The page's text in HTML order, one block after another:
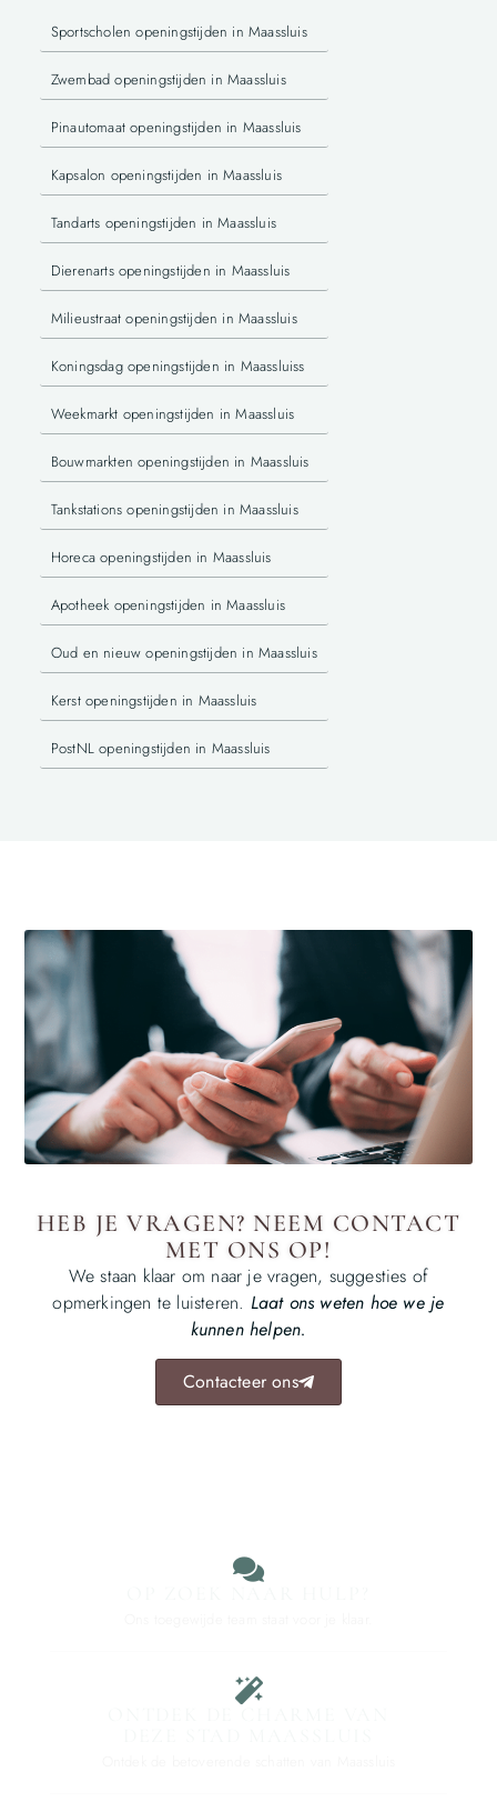
Sportscholen openingstijden in Maassluis
Zwembad openingstijden in Maassluis
Pinautomaat openingstijden in Maassluis
Kapsalon openingstijden in Maassluis
Tandarts openingstijden in Maassluis
Dierenarts openingstijden in Maassluis
Milieustraat openingstijden in Maassluis
Koningsdag openingstijden in Maassluiss
Weekmarkt openingstijden in Maassluis
Bouwmarkten openingstijden in Maassluis
Tankstations openingstijden in Maassluis
Horeca openingstijden in Maassluis
Apotheek openingstijden in Maassluis
Oud en nieuw openingstijden in Maassluis
Kerst openingstijden in Maassluis
PostNL openingstijden in Maassluis
HEB JE VRAGEN? NEEM CONTACT
MET ONS OP!
We staan klaar om naar je vragen, suggesties of
opmerkingen te luisteren. Laat ons weten hoe we je
kunnen helpen.
Contacteer ons